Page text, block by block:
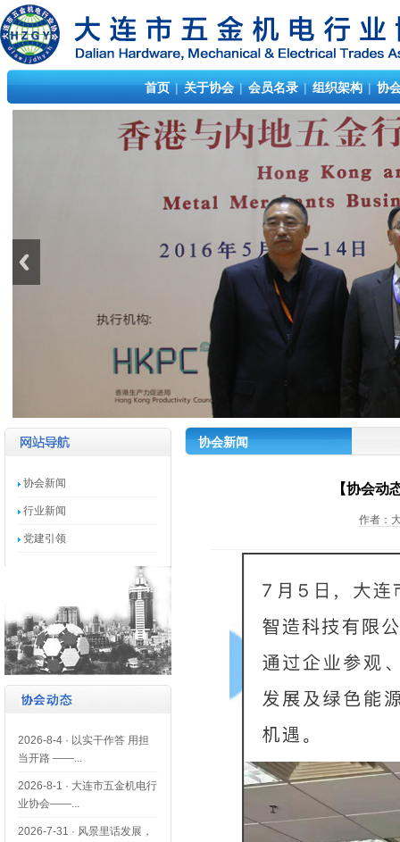
首页 | 关于协会 | 会员名录 | 组织架构 | 协
协会新闻
行业新闻
党建引领
2026-8-4 · 以实干作答 用担
当开路 ——...
2026-8-1 · 大连市五金机电行
业协会——...
2026-7-31 · 风景里话发展，
协会新闻
【协会动
作者：